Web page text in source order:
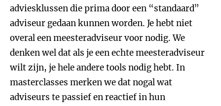
adviesklussen die prima door een “standaard”
adviseur gedaan kunnen worden. Je hebt niet
overal een meesteradviseur voor nodig. We
denken wel dat als je een echte meesteradviseur
wilt zijn, je hele andere tools nodig hebt. In
masterclasses merken we dat nogal wat
adviseurs te passief en reactief in hun